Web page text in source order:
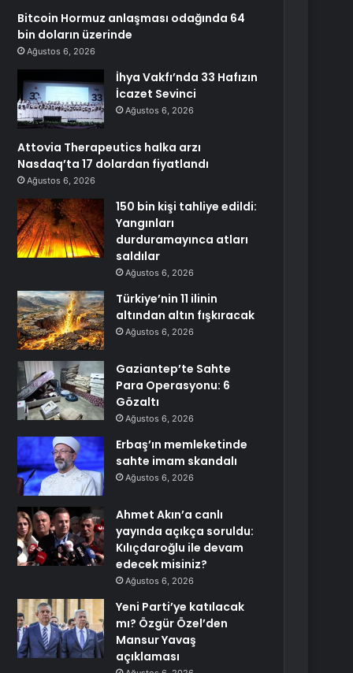
Bitcoin Hormuz anlaşması odağında 64
bin doların üzerinde
Ağustos 6, 2026
İhya Vakfı’nda 33 Hafızın
İcazet Sevinci
Ağustos 6, 2026
Attovia Therapeutics halka arzı
Nasdaq’ta 17 dolardan fiyatlandı
Ağustos 6, 2026
150 bin kişi tahliye edildi:
Yangınları
durduramayınca atları
saldılar
Ağustos 6, 2026
Türkiye’nin 11 ilinin
altından altın fışkıracak
Ağustos 6, 2026
Gaziantep’te Sahte
Para Operasyonu: 6
Gözaltı
Ağustos 6, 2026
Erbaş’ın memleketinde
sahte imam skandalı
Ağustos 6, 2026
Ahmet Akın’a canlı
yayında açıkça soruldu:
Kılıçdaroğlu ile devam
edecek misiniz?
Ağustos 6, 2026
Yeni Parti’ye katılacak
mı? Özgür Özel’den
Mansur Yavaş
açıklaması